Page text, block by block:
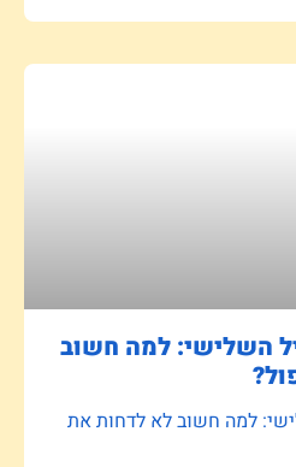
השלישי: למה חשוב
למה חשוב לא לדחות את